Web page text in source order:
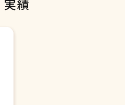
実績